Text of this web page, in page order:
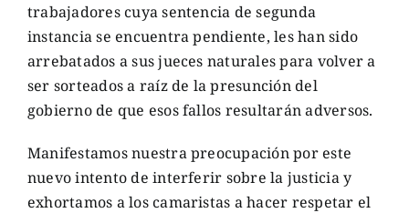
trabajadores cuya sentencia de segunda
instancia se encuentra pendiente, les han sido
arrebatados a sus jueces naturales para volver a
ser sorteados a raíz de la presunción del
gobierno de que esos fallos resultarán adversos.
Manifestamos nuestra preocupación por este
nuevo intento de interferir sobre la justicia y
exhortamos a los camaristas a hacer respetar el